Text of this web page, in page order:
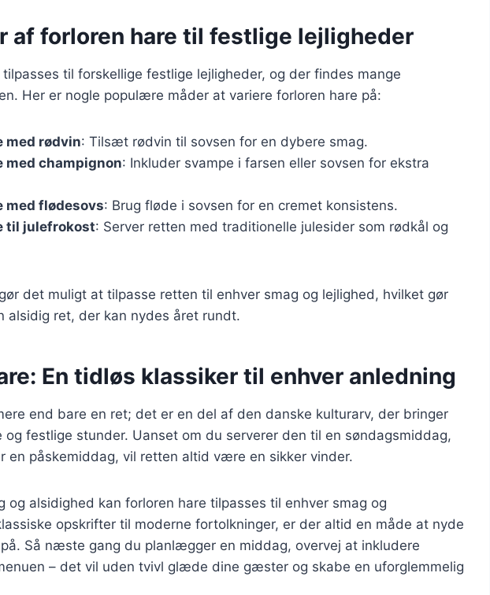
af forloren hare til festlige lejligheder
tilpasses til forskellige festlige lejligheder, og der findes mange
Her er nogle populære måder at variere forloren hare på:
med rødvin: Tilsæt rødvin til sovsen for en dybere smag.
med champignon: Inkluder svampe i farsen eller sovsen for ekstra
med flødesovs: Brug fløde i sovsen for en cremet konsistens.
til julefrokost: Server retten med traditionelle julesider som rødkål og
det muligt at tilpasse retten til enhver smag og lejlighed, hvilket gør
alsidig ret, der kan nydes året rundt.
En tidløs klassiker til enhver anledning
end bare en ret; det er en del af den danske kulturarv, der bringer
og festlige stunder. Uanset om du serverer den til en søndagsmiddag,
en påskemiddag, vil retten altid være en sikker vinder.
og alsidighed kan forloren hare tilpasses til enhver smag og
opskrifter til moderne fortolkninger, er der altid en måde at nyde
Så næste gang du planlægger en middag, overvej at inkludere
– det vil uden tvivl glæde dine gæster og skabe en uforglemmelig